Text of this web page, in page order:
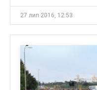
27 лип 2016, 12:53